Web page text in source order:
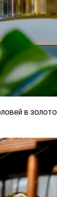
в